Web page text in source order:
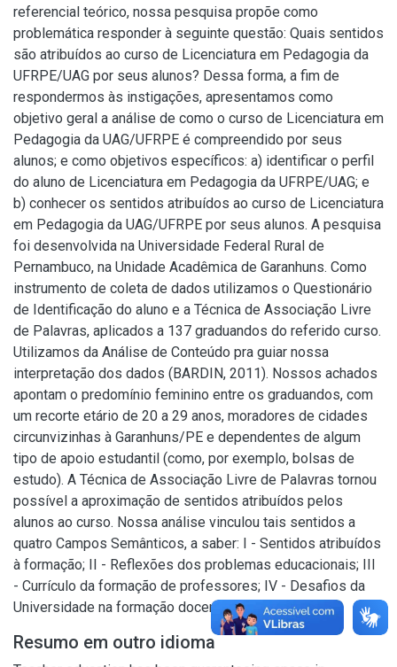
referencial teórico, nossa pesquisa propõe como
problemática responder à seguinte questão: Quais sentidos
são atribuídos ao curso de Licenciatura em Pedagogia da
UFRPE/UAG por seus alunos? Dessa forma, a fim de
respondermos às instigações, apresentamos como
objetivo geral a análise de como o curso de Licenciatura em
Pedagogia da UAG/UFRPE é compreendido por seus
alunos; e como objetivos específicos: a) identificar o perfil
do aluno de Licenciatura em Pedagogia da UFRPE/UAG; e
b) conhecer os sentidos atribuídos ao curso de Licenciatura
em Pedagogia da UAG/UFRPE por seus alunos. A pesquisa
foi desenvolvida na Universidade Federal Rural de
Pernambuco, na Unidade Acadêmica de Garanhuns. Como
instrumento de coleta de dados utilizamos o Questionário
de Identificação do aluno e a Técnica de Associação Livre
de Palavras, aplicados a 137 graduandos do referido curso.
Utilizamos da Análise de Conteúdo pra guiar nossa
interpretação dos dados (BARDIN, 2011). Nossos achados
apontam o predomínio feminino entre os graduandos, com
um recorte etário de 20 a 29 anos, moradores de cidades
circunvizinhas à Garanhuns/PE e dependentes de algum
tipo de apoio estudantil (como, por exemplo, bolsas de
estudo). A Técnica de Associação Livre de Palavras tornou
possível a aproximação de sentidos atribuídos pelos
alunos ao curso. Nossa análise vinculou tais sentidos a
quatro Campos Semânticos, a saber: I - Sentidos atribuídos
à formação; II - Reflexões dos problemas educacionais; III
- Currículo da formação de professores; IV - Desafios da
Universidade na formação docente.
Resumo em outro idioma